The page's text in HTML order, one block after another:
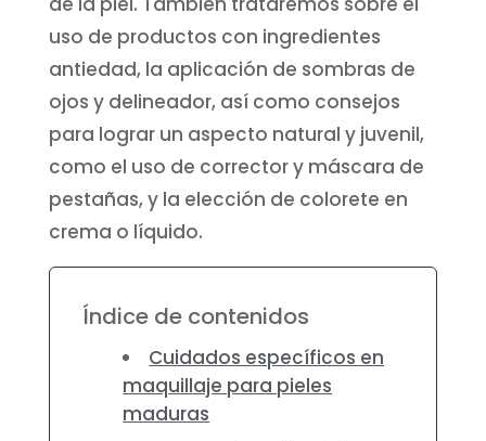
uso de productos con ingredientes
antiedad, la aplicación de sombras de
ojos y delineador, así como consejos
para lograr un aspecto natural y juvenil,
como el uso de corrector y máscara de
pestañas, y la elección de colorete en
crema o líquido.
Índice de contenidos
Cuidados específicos en
maquillaje para pieles
maduras